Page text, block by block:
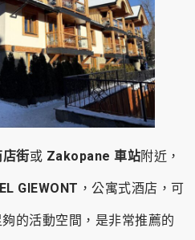
街或 Zakopane 車站附近，
GIEWONT ，公寓式酒店，可
的活動空間，是非常推薦的